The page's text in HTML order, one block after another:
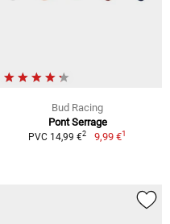
Bud Racing
Pont Serrage
PVC 14,99 €2 9,99 €1